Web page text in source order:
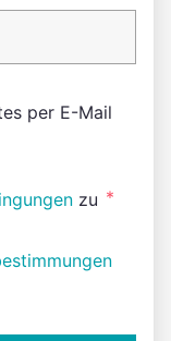
per E-Mail
zu *